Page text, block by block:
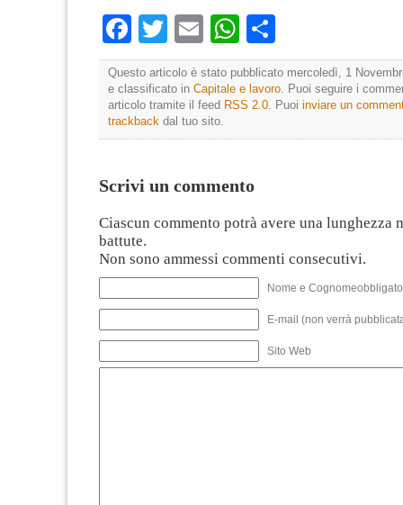
Facebook
Twitter
EmailWhatsApp
Questo articolo è stato pubblicato mercoledì, 1
e classificato in Capitale e lavoro . Puoi seguire i
articolo tramite il feed RSS 2.0 . Puoi inviare un
trackback dal tuo sito.
Scrivi un commento
Ciascun commento potrà avere una lunghezza
battute.
Non sono ammessi commenti consecutivi.
Nome e
E-mail (non verrà
Sito Web